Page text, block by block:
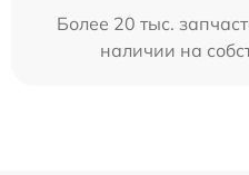
Более 20 тыс.
наличии на